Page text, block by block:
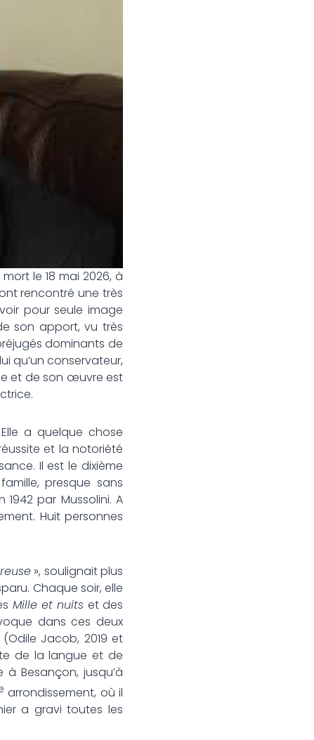
le 18 mai 2026, à
rencontré une très
pour seule image
son apport, vu très
dominants de
qu’un conservateur,
et de son œuvre est
a quelque chose
et la notoriété
Il est le dixième
presque sans
par Mussolini. A
Huit personnes
», soulignait plus
Chaque soir, elle
Mille et nuits et des
dans ces deux
Jacob, 2019 et
de la langue et de
Besançon, jusqu’à
arrondissement, où il
a gravi toutes les